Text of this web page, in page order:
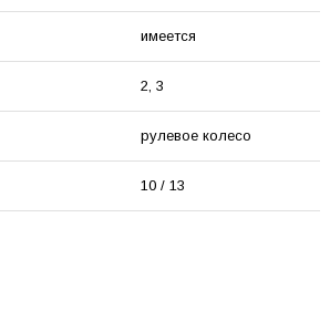
имеется
2, 3
рулевое колесо
10 / 13